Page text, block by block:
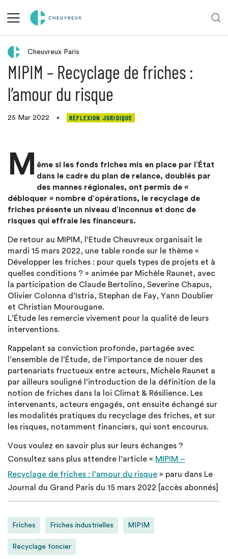
Retour aux actualités
Cheuvreux Paris
MIPIM – Recyclage de friches :
l’amour du risque
25 Mar 2022 • RÉFLEXION JURIDIQUE
M
ême si les fonds friches mis en place par l’État
dans le cadre du plan de relance, doublés par
des mannes régionales, ont permis de «
débloquer » nombre d’opérations, le recyclage de
friches présente un niveau d’inconnus et donc de
risques qui effraie les financeurs.
De retour au MIPIM, l’Etude Cheuvreux organisait le
mardi 15 mars 2022, une table ronde sur le thème «
Développer les friches : pour quels types de projets et à
quelles conditions ? » animée par Michèle Raunet, avec
la participation de Claude Bertolino, Severine Chapus,
Olivier Colonna d’Istria, Stephan de Fay, Yann Doublier
et Christian Mourougane.
L’Étude les remercie vivement pour la qualité de leurs
interventions.
Rappelant sa conviction profonde, partagée avec
l’ensemble de l’Étude, de l’importance de nouer des
partenariats fructueux entre acteurs, Michèle Raunet a
par ailleurs souligné l’introduction de la définition de la
notion de friches dans la loi Climat & Résilience. Les
intervenants, acteurs engagés, ont ensuite échangé sur
les modalités pratiques du recyclage des friches, et sur
les risques, notamment financiers, qui sont encourus.
Vous voulez en savoir plus sur leurs échanges ?
Consultez sans plus attendre l’article « MIPIM –
Recyclage de friches : l’amour du risque » paru dans Le
Journal du Grand Paris du 15 mars 2022 [accès abonnés]
Friches Friches industrielles MIPIM
Recyclage foncier